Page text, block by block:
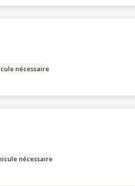
nécessaire
nécessaire